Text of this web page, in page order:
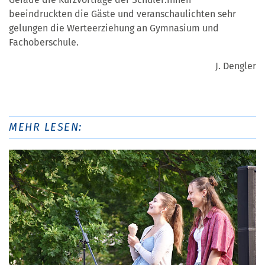
beeindruckten die Gäste und veranschaulichten sehr
gelungen die Werteerziehung an Gymnasium und
Fachoberschule.
J. Dengler
MEHR LESEN: